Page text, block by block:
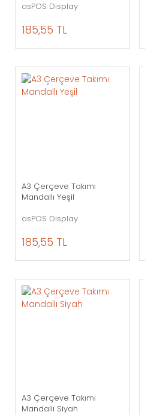
asPOS Display
185,55 TL
A3 Çerçeve Takımı
Mandallı Yeşil
asPOS Display
185,55 TL
A3 Çerçeve Takımı
Mandallı Siyah